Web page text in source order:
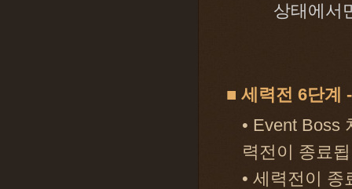
상태에서
■ 세력전 6단계
• Event Boss
력전이 종료
• 세력전이